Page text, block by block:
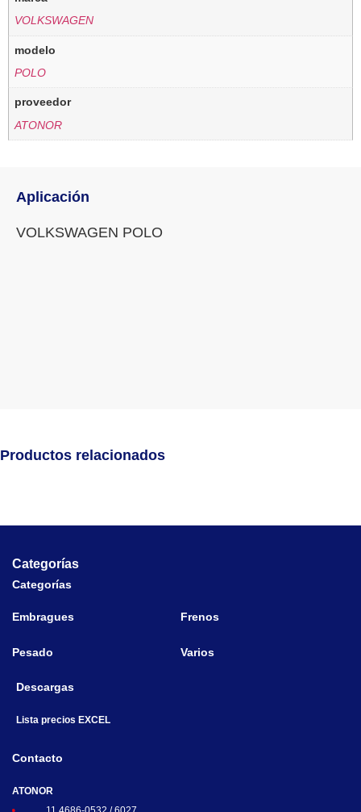
VOLKSWAGEN
modelo
POLO
proveedor
ATONOR
Aplicación
VOLKSWAGEN POLO
Productos relacionados
Categorías
Categorías
Embragues Frenos
Pesado Varios
Descargas
Lista precios EXCEL
Contacto
ATONOR